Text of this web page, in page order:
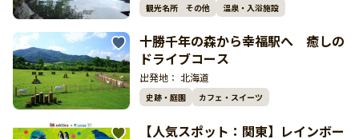
観光名所 その他 温泉・入浴施設
十勝千年の森から幸福駅へ 癒しの
ドライブコース
出発地： 北海道
史跡・庭園 カフェ・スイーツ
【人気スポット：関東】レインボー